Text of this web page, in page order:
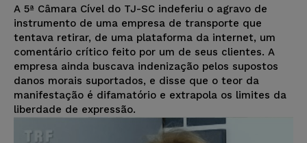
A 5ª Câmara Cível do TJ-SC indeferiu o agravo de
instrumento de uma empresa de transporte que
tentava retirar, de uma plataforma da internet, um
comentário crítico feito por um de seus clientes. A
empresa ainda buscava indenização pelos supostos
danos morais suportados, e disse que o teor da
manifestação é difamatório e extrapola os limites da
liberdade de expressão.